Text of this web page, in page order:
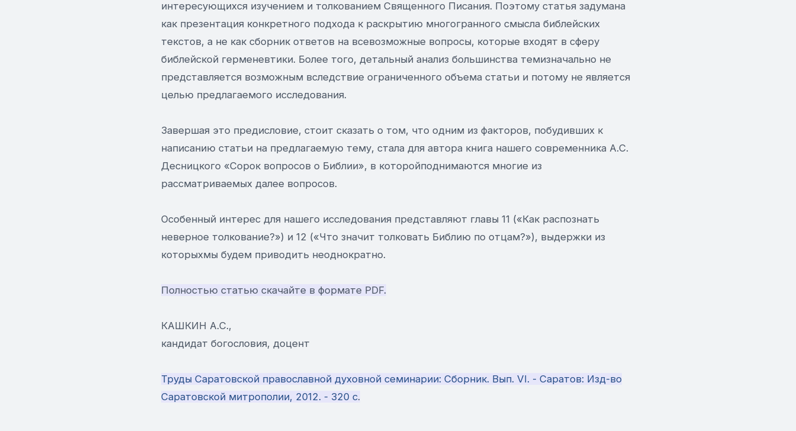
интересующихся изучением и толкованием Священного Писания. Поэтому статья задумана
как презентация конкретного подхода к раскрытию многогранного смысла библейских
текстов, а не как сборник ответов на всевозможные вопросы, которые входят в сферу
библейской герменевтики. Более того, детальный анализ большинства темизначально не
представляется возможным вследствие ограниченного объема статьи и потому не является
целью предлагаемого исследования.
Завершая это предисловие, стоит сказать о том, что одним из факторов, побудивших к
написанию статьи на предлагаемую тему, стала для автора книга нашего современника А.С.
Десницкого «Сорок вопросов о Библии», в которойподнимаются многие из
рассматриваемых далее вопросов.
Особенный интерес для нашего исследования представляют главы 11 («Как распознать
неверное толкование?») и 12 («Что значит толковать Библию по отцам?»), выдержки из
которыхмы будем приводить неоднократно.
Полностью статью скачайте в формате PDF.
КАШКИН А.С.,
кандидат богословия, доцент
Труды Саратовской православной духовной семинарии: Сборник. Вып. VI. - Саратов: Изд-во
Саратовской митрополии, 2012. - 320 с.